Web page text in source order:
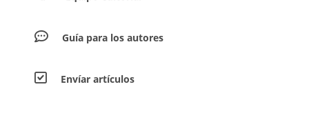
Guía para los autores
Envíar artículos